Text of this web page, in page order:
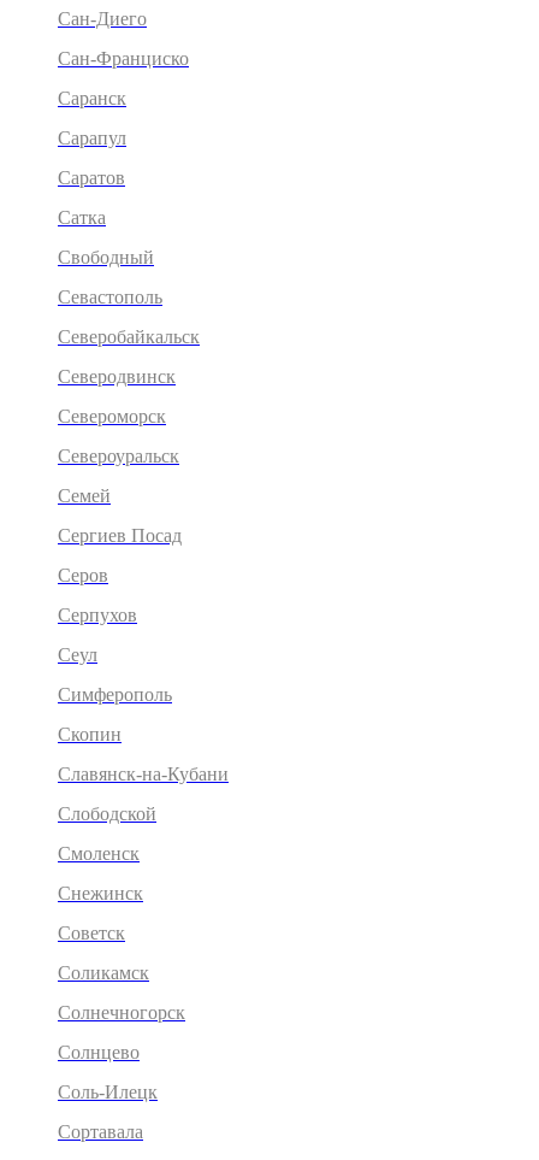
Сан-Диего
Сан-Франциско
Саранск
Сарапул
Саратов
Сатка
Свободный
Севастополь
Северобайкальск
Северодвинск
Североморск
Североуральск
Семей
Сергиев Посад
Серов
Серпухов
Сеул
Симферополь
Скопин
Славянск-на-Кубани
Слободской
Смоленск
Снежинск
Советск
Соликамск
Солнечногорск
Солнцево
Соль-Илецк
Сортавала